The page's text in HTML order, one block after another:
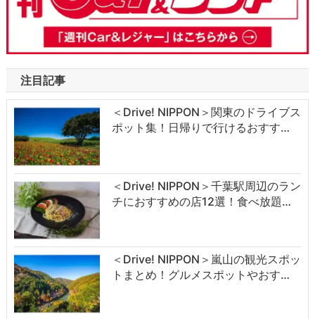
注目記事
＜Drive! NIPPON＞関東のドライブス
ポット集！日帰りで行けるおすす…
＜Drive! NIPPON＞千葉駅周辺のラン
チにおすすめの店12選！食べ放題…
＜Drive! NIPPON＞嵐山の観光スポッ
トまとめ！グルメスポットやおす…